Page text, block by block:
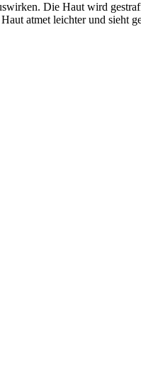
Die Haut wird
atmet leichter und sieht